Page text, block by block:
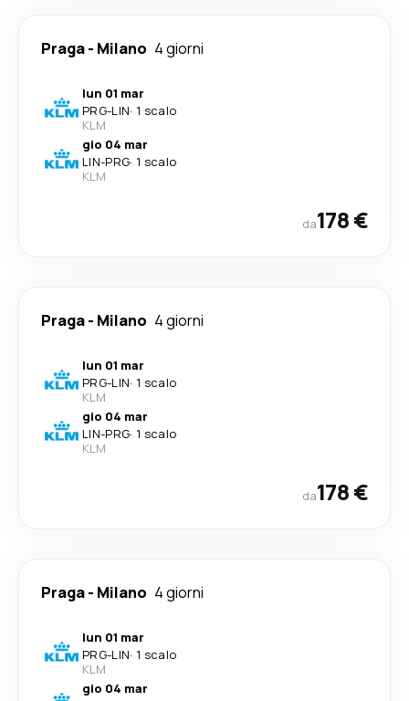
Praga- Milano 4 giorni
lun 01 mar
PRG-LIN· 1 scalo
KLM
gio 04 mar
LIN-PRG· 1 scalo
KLM
da178 €
Praga- Milano 4 giorni
lun 01 mar
PRG-LIN· 1 scalo
KLM
gio 04 mar
LIN-PRG· 1 scalo
KLM
da178 €
Praga- Milano 4 giorni
lun 01 mar
PRG-LIN· 1 scalo
KLM
gio 04 mar